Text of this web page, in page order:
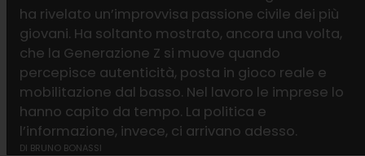
ha rivelato un’improvvisa passione civile dei più
giovani. Ha soltanto mostrato, ancora una volta,
che la Generazione Z si muove quando
percepisce autenticità, posta in gioco reale e
mobilitazione dal basso. Nel lavoro le imprese lo
hanno capito da tempo. La politica e
l’informazione, invece, ci arrivano adesso.
DI BRUNO BONASSI